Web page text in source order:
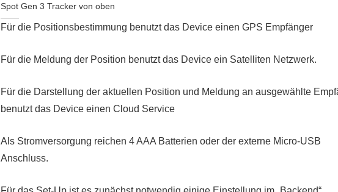
Spot Gen 3 Tracker von oben
Für die Positionsbestimmung benutzt das Device einen GPS Empfänger
Für die Meldung der Position benutzt das Device ein Satelliten Netzwerk.
Für die Darstellung der aktuellen Position und Meldung an ausgewählte
benutzt das Device einen Cloud Service
Als Stromversorgung reichen 4 AAA Batterien oder der externe Micro-USB
Anschluss.